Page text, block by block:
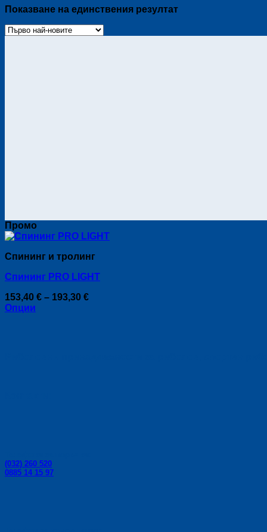
Показване на единствения резултат
Промо
Спининг и тролинг
Спининг PRO LIGHT
153,40 € – 193,30 €Price
Опции
(032) 260 520
0885 14 15 97